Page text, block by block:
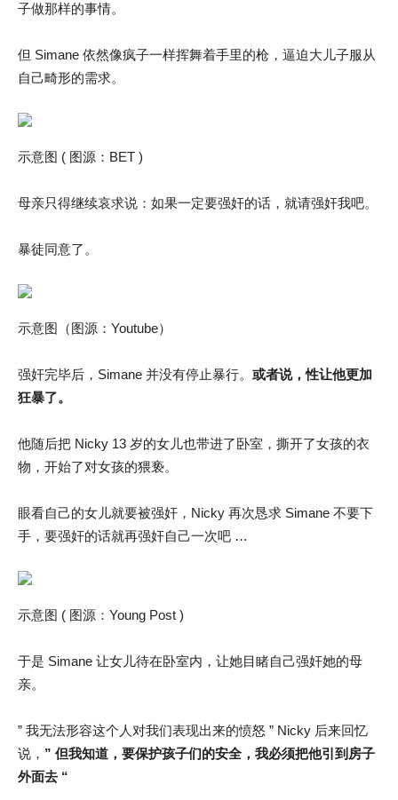
子做那样的事情。
但 Simane 依然像疯子一样挥舞着手里的枪，逼迫大儿子服从
自己畸形的需求。
示意图 ( 图源：BET )
母亲只得继续哀求说：如果一定要强奸的话，就请强奸我吧。
暴徒同意了。
示意图（图源：Youtube）
强奸完毕后，Simane 并没有停止暴行。 或者说，性让他更加
狂暴了。
他随后把 Nicky 13 岁的女儿也带进了卧室，撕开了女孩的衣
物，开始了对女孩的猥亵。
眼看自己的女儿就要被强奸，Nicky 再次恳求 Simane 不要下
手，要强奸的话就再强奸自己一次吧 …
示意图 ( 图源：Young Post )
于是 Simane 让女儿待在卧室内，让她目睹自己强奸她的母
亲。
” 我无法形容这个人对我们表现出来的愤怒 ” Nicky 后来回忆
说， ” 但我知道，要保护孩子们的安全，我必须把他引到房子
外面去 “